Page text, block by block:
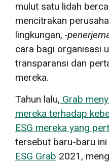
mulut satu lidah
mencitrakan
lingkungan, -
cara bagi organisasi
transparansi dan
mereka.
Tahun lalu, Grab
mereka terhadap
ESG mereka yang
tersebut baru-baru ini
ESG Grab 2021,